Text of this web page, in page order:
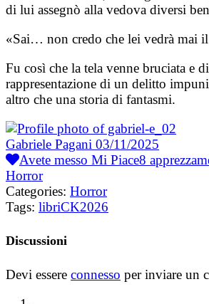
di lui assegnò alla vedova diversi
«Sai… non credo che lei vedrà mai
Fu così che la tela venne bruciata e
rappresentazione di un delitto
altro che una storia di fantasmi.
Gabriele Pagani 03/11/2025
Avete messo Mi Piace8
Horror
Categories: Horror
Tags: libriCK2026
Discussioni
Devi essere connesso per inviare un